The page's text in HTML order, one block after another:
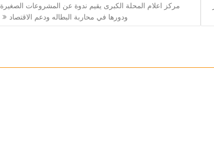
مركز اعلام المحلة الكبرى يقيم ندوة عن المشروعات الصغيرة
ودورها في محاربة البطاله ودعم الاقتصاد